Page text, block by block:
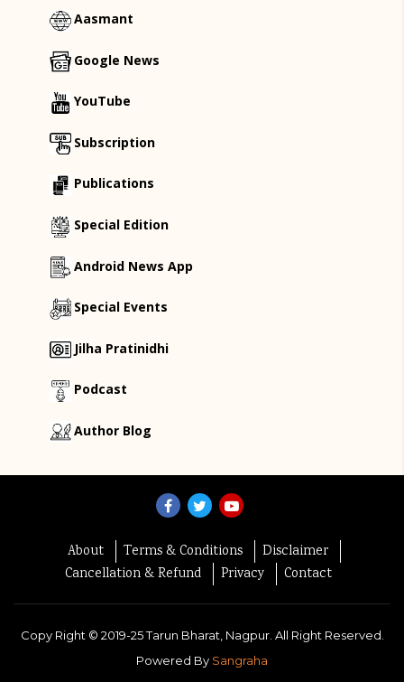
Aasmant
Google News
YouTube
Subscription
Publications
Special Edition
Android News App
Special Events
Jilha Pratinidhi
Podcast
Author Blog
About Terms & Conditions
Disclaimer
Cancellation & Refund
Privacy Contact
Copy Right © 2019-25Tarun Bharat, Nagpur. All Right Reserved.
Powered By Sangraha